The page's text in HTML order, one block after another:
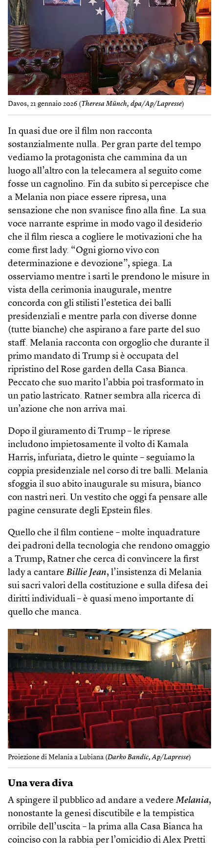
Davos, 21 gennaio 2026 (Theresa Münch, dpa/Ap/Lapresse)
In quasi due ore il film non racconta
sostanzialmente nulla. Per gran parte del tempo
vediamo la protagonista che cammina da un
luogo all’altro con la telecamera al seguito come
fosse un cagnolino. Fin da subito si percepisce che
a Melania non piace essere ripresa, una
sensazione che non svanisce fino alla fine. La sua
voce narrante esprime in modo vago il desiderio
che il film riesca a cogliere le motivazioni che ha
come first lady. “Ogni giorno vivo con
determinazione e devozione”, spiega. La
osserviamo mentre i sarti le prendono le misure in
vista della cerimonia inaugurale, mentre
concorda con gli stilisti l’estetica dei balli
presidenziali e mentre parla con diverse donne
(tutte bianche) che aspirano a fare parte del suo
staff. Melania racconta con orgoglio che durante il
primo mandato di Trump si è occupata del
ripristino del Rose garden della Casa Bianca.
Peccato che suo marito l’abbia poi trasformato in
un patio lastricato. Ratner sembra alla ricerca di
un’azione che non arriva mai.
Dopo il giuramento di Trump – le riprese
includono impietosamente il volto di Kamala
Harris, infuriata, dietro le quinte – seguiamo la
coppia presidenziale nel corso di tre balli. Melania
sfoggia il suo abito inaugurale su misura, bianco
con nastri neri. Un vestito che oggi fa pensare alle
pagine censurate degli Epstein files.
Quello che il film contiene – molte inquadrature
dei padroni della tecnologia che rendono omaggio
a Trump, Ratner che cerca di convincere la first
lady a cantare Billie Jean, l’insistenza di Melania
sui sacri valori della costituzione e sulla difesa dei
diritti individuali – è quasi meno importante di
quello che manca.
Proiezione di Melania a Lubiana (Darko Bandic, Ap/Lapresse)
Una vera diva
A spingere il pubblico ad andare a vedereMelania,
nonostante la genesi discutibile e la tempistica
orribile dell’uscita – la prima alla Casa Bianca ha
coinciso con la rabbia per l’omicidio di Alex Pretti